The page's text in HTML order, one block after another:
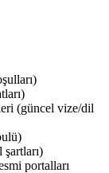
(güncel vize/dil
portalları